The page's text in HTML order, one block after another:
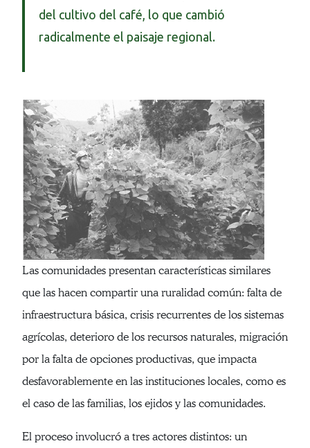
del cultivo del café, lo que cambió
radicalmente el paisaje regional.
Las comunidades presentan características similares
que las hacen compartir una ruralidad común: falta de
infraestructura básica, crisis recurrentes de los sistemas
agrícolas, deterioro de los recursos naturales, migración
por la falta de opciones productivas, que impacta
desfavorablemente en las instituciones locales, como es
el caso de las familias, los ejidos y las comunidades.
El proceso involucró a tres actores distintos: un